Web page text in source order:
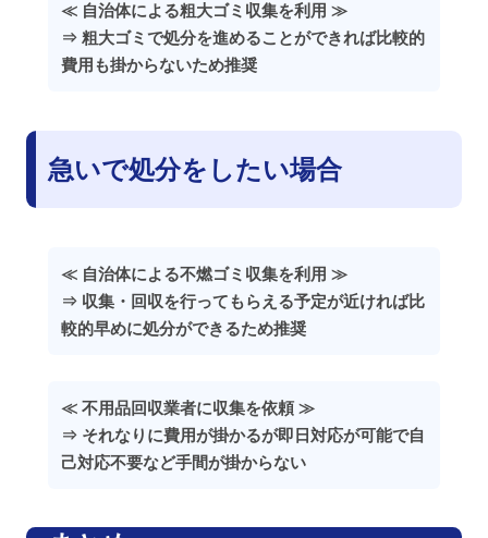
≪ 自治体による粗大ゴミ収集を利用 ≫
⇒ 粗大ゴミで処分を進めることができれば比較的
費用も掛からないため推奨
急いで処分をしたい場合
≪ 自治体による不燃ゴミ収集を利用 ≫
⇒ 収集・回収を行ってもらえる予定が近ければ比
較的早めに処分ができるため推奨
≪ 不用品回収業者に収集を依頼 ≫
⇒ それなりに費用が掛かるが即日対応が可能で自
己対応不要など手間が掛からない